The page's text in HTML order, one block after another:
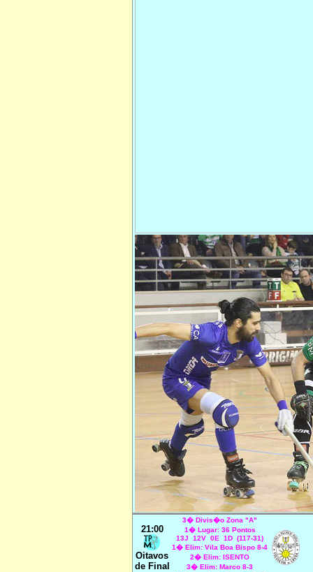
21:00
Oitavos
de Final
3� Divis�o Zona "A"
1� Lugar: 36 Pontos
13J 12V 0E 1D (117-31)
1� Elim: Vila Boa Bispo 8-4
2� Elim: ISENTO
3� Elim: Marco 8-3